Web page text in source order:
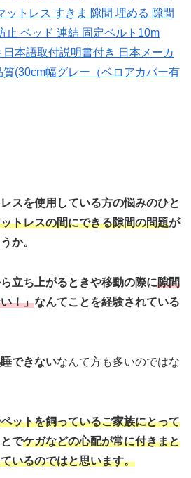
ットレス すきま 隙間 埋める 隙間
止 ベッド 連結 固定ベルト10m
本語取付説明書付き 日本メーカ
(30cm幅グレー（ベロアカバー有
スを使用している方の悩みのひと
トレスの間にできる隙間の問題が
か。
立ち上がるときや移動の際に隙間
！」なんてことを経験されている
できないなんて方も多いのではな
ットを飼っているご家族にとって
でケガなどの心配が常に付きまと
いるのではと思います。